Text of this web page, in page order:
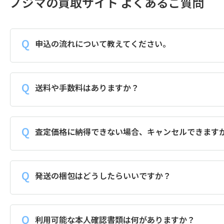
申込の流れについて教えてください。
送料や手数料はありますか？
査定価格に納得できない場合、キャンセルできます
発送の梱包はどうしたらいいですか？
利用可能な本人確認書類は何がありますか？